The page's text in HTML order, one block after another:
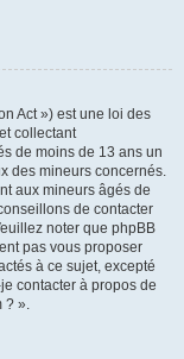
Act ») est une loi des
collectant
de moins de 13 ans un
des mineurs concernés.
aux mineurs âgés de
de contacter
noter que phpBB
pas vous proposer
à ce sujet, excepté
contacter à propos de
? ».